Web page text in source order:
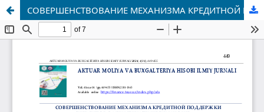
СОВЕРШЕНСТВОВАНИЕ МЕХАНИЗМА КРЕДИТНОЙ ПОДДЕРЖКИ СУБЪЕКТОВ СФЕРЫ ТУРИСТИЧЕСКИХ УСЛУГ